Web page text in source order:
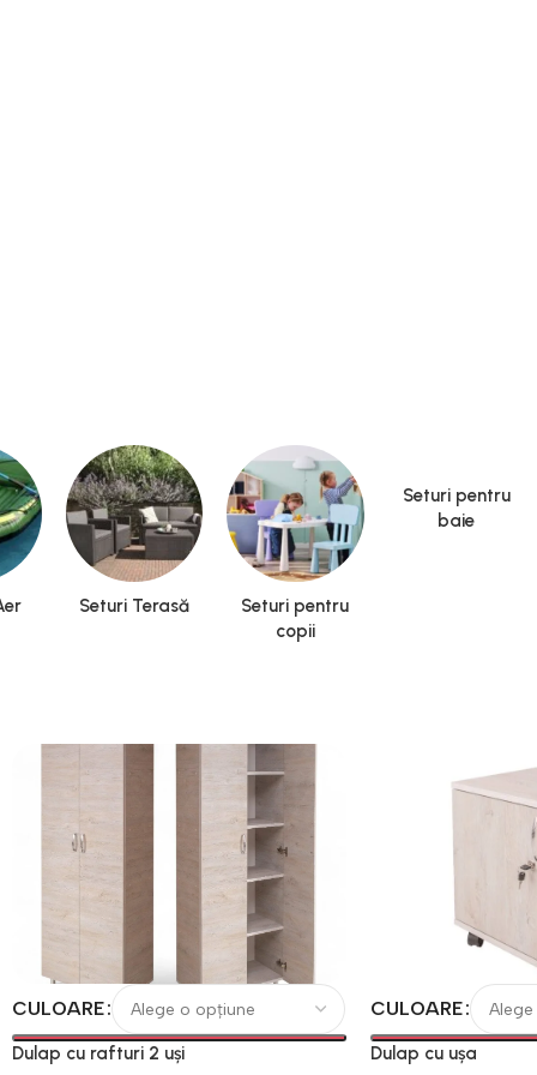
Seturi Terasă
Seturi pentru
copii
Seturi pentru
baie
CULOARE
Dulap cu rafturi 2 uși
CULOARE
Dulap cu ușa